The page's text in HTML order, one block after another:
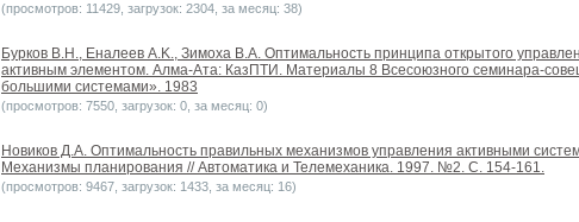
(просмотров: 11429, загрузок: 2304, за месяц: 38)
Бурков B.H., Еналеев A.K., Зимоха В.А. Оптимальность принципа открытого
активным элементом. Алма-Ата: КазПТИ. Материалы 8 Всесоюзного семинара-
большими системами». 1983
(просмотров: 7550, загрузок: 0, за месяц: 0)
Новиков Д.А. Оптимальность правильных механизмов управления активными
Механизмы планирования // Автоматика и Телемеханика. 1997. №2. С. 154-161.
(просмотров: 9467, загрузок: 1433, за месяц: 16)